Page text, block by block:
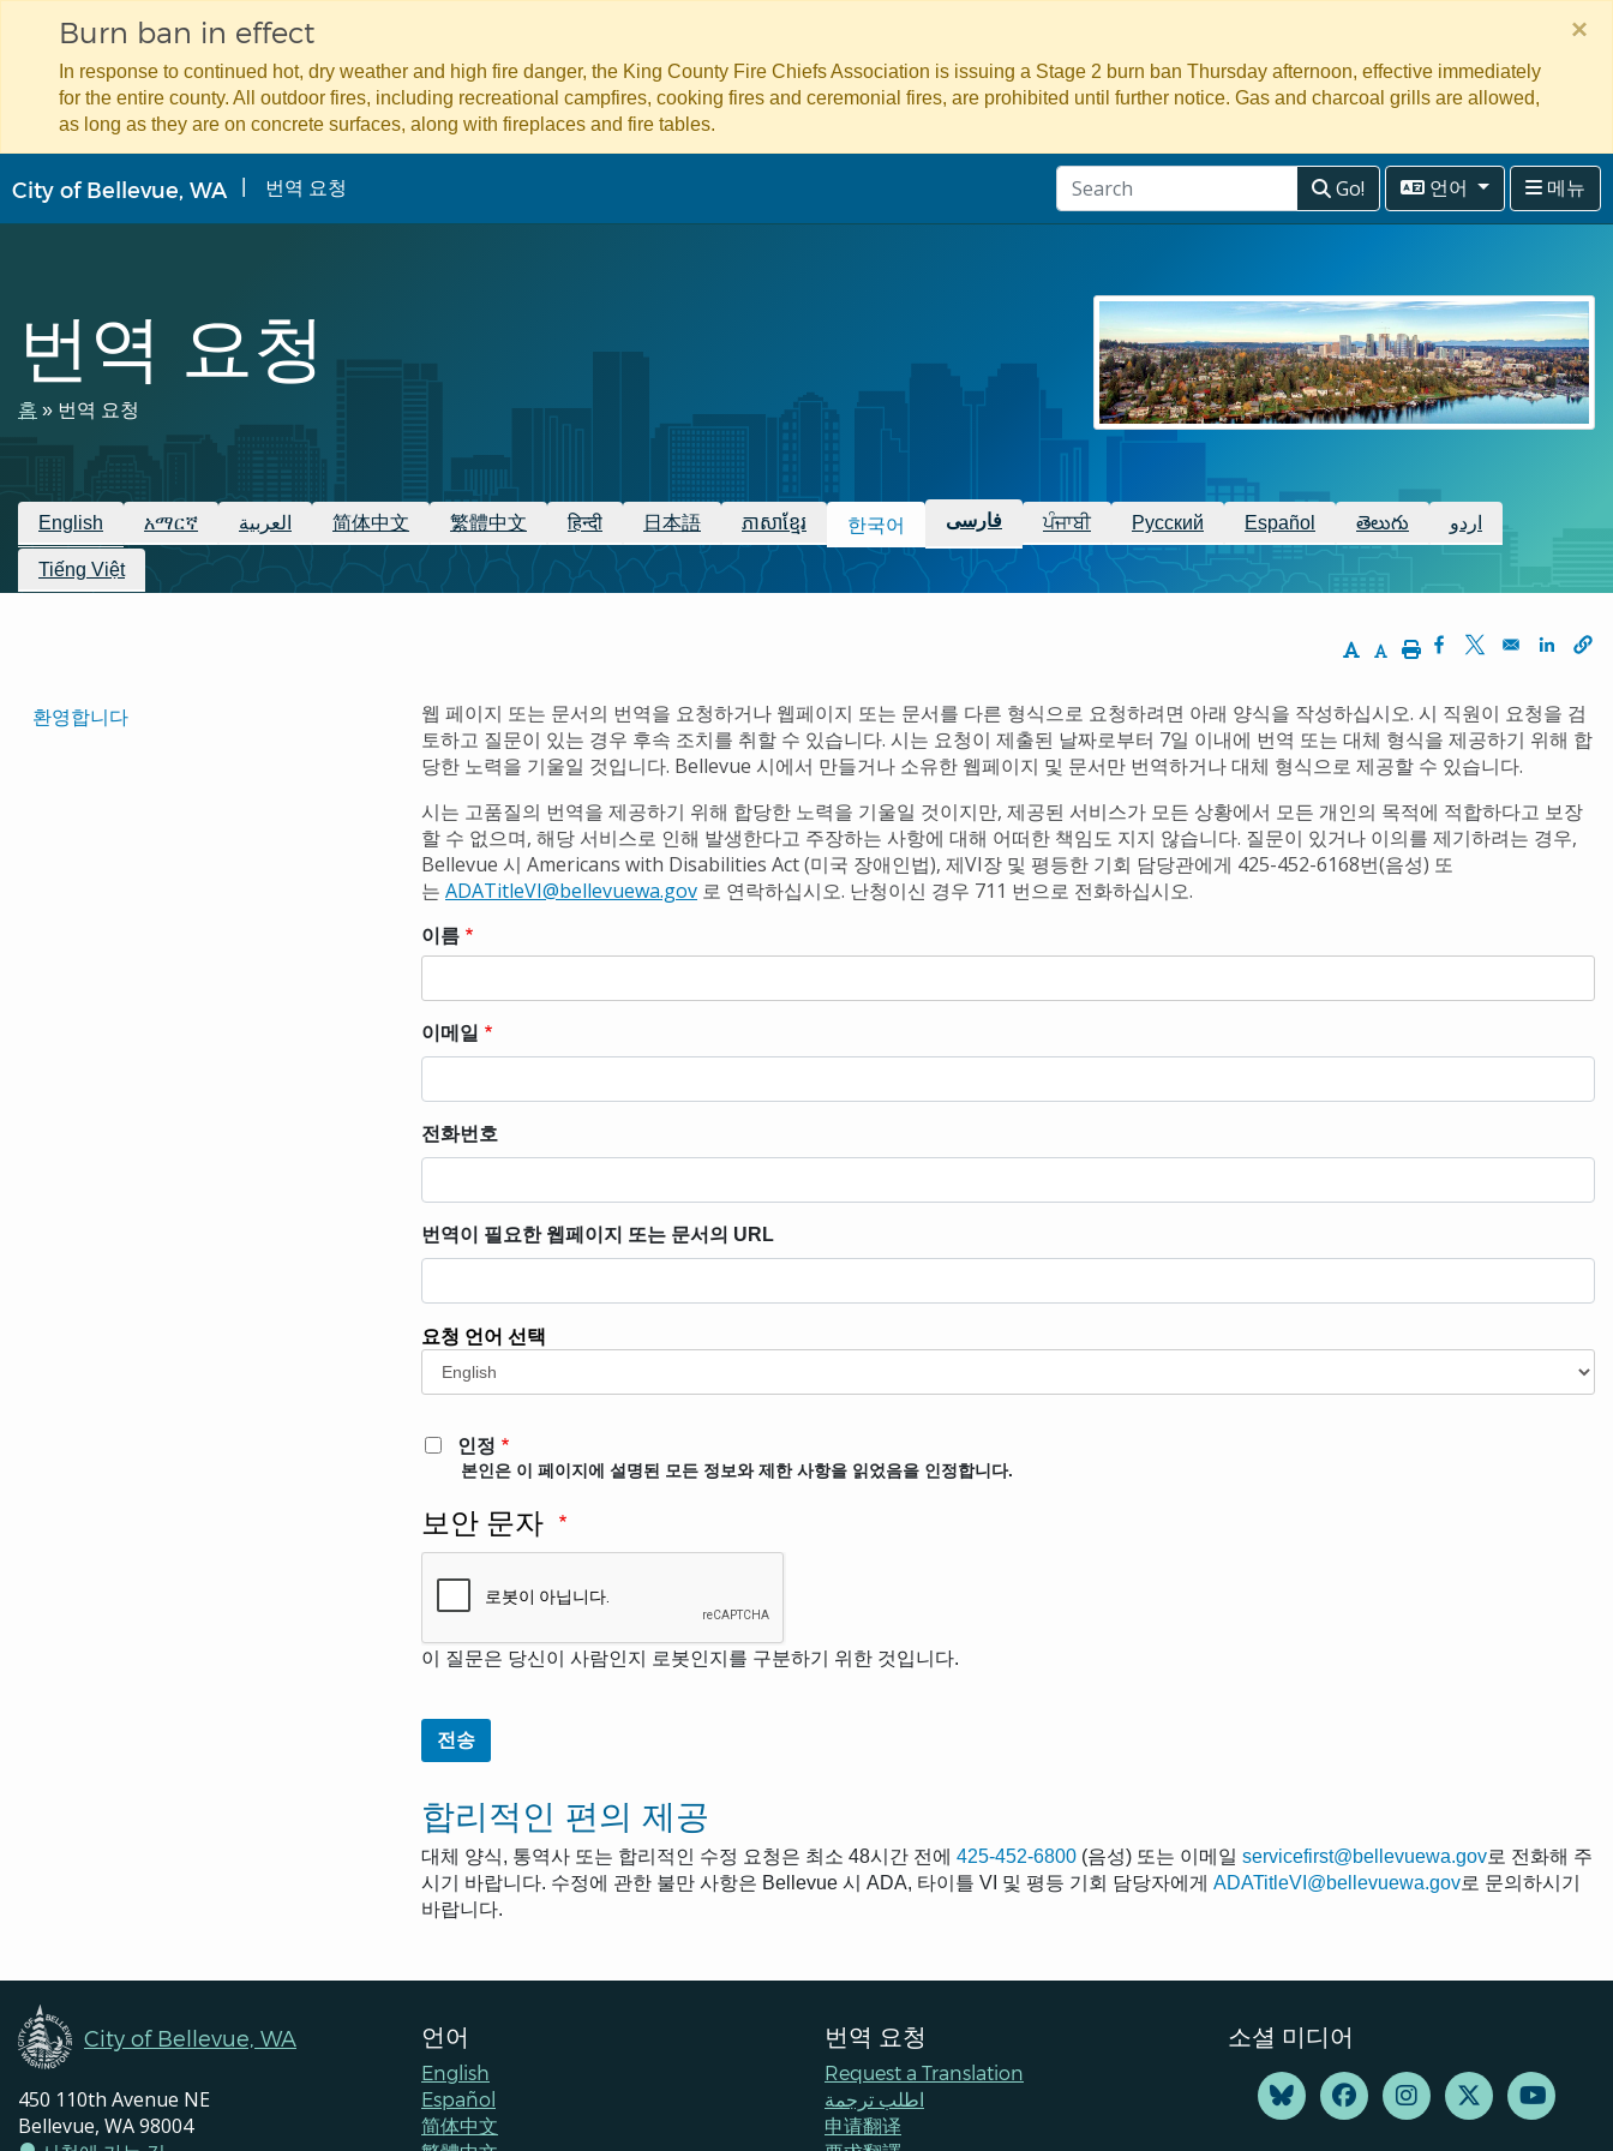
요
콘
Burn ban in effect
In response to continued hot, dry weather and high fire danger, the King County Fire Chiefs Association is issuing a Stage 2 burn ban Thursday afternoon, effective immediately
for the entire county. All outdoor fires, including recreational campfires, cooking fires and ceremonial fires, are prohibited until further notice. Gas and charcoal grills are allowed,
as long as they are on concrete surfaces, along with fireplaces and fire tables.
×
City of Bellevue, WA 번역 요청 Go! 언어 메뉴
번역 요청
이
경
로
홈 번역 요청
이용 가능한 번역
English አማርኛ العربية 简体中文 繁體中文 हिन्दी 日本語 ភាសាខ្មែរ 한국어 فارسی ਪੰਜਾਬੀ Русский Español తెలుగు اردو
Tiếng Việt
Increase Text Size
Decrease Text Size
PrintOpens in a new
Opens in a new
Opens
Translated
환영합니다
웹 페이지 또는 문서의 번역을 요청하거나 웹페이지 또는 문서를 다른 형식으로 요청하려면 아래 양식을 작성하십시오. 시 직원이 요청을 검
토하고 질문이 있는 경우 후속 조치를 취할 수 있습니다. 시는 요청이 제출된 날짜로부터 7일 이내에 번역 또는 대체 형식을 제공하기 위해 합
당한 노력을 기울일 것입니다. Bellevue 시에서 만들거나 소유한 웹페이지 및 문서만 번역하거나 대체 형식으로 제공할 수 있습니다.
시는 고품질의 번역을 제공하기 위해 합당한 노력을 기울일 것이지만, 제공된 서비스가 모든 상황에서 모든 개인의 목적에 적합하다고 보장
할 수 없으며, 해당 서비스로 인해 발생한다고 주장하는 사항에 대해 어떠한 책임도 지지 않습니다. 질문이 있거나 이의를 제기하려는 경우,
Bellevue 시 Americans with Disabilities Act (미국 장애인법), 제VI장 및 평등한 기회 담당관에게 425-452-6168번(음성) 또
는 ADATitleVI@bellevuewa.gov 로 연락하십시오. 난청이신 경우 711 번으로 전화하십시오.
연
락
보
이름
이메일
전화번호
번역이 필요한 웹페이지 또는 문서의 URL
요청 언어 선택
청
어
인정
본인은 이 페이지에 설명된 모든 정보와 제한 사항을 읽었음을 인정합니다.
보안 문자
이 질문은 당신이 사람인지 로봇인지를 구분하기 위한 것입니다.
합리적인 편의 제공
대체 양식, 통역사 또는 합리적인 수정 요청은 최소 48시간 전에 425-452-6800 (음성) 또는 이메일 servicefirst@bellevuewa.gov로 전화해 주
시기 바랍니다. 수정에 관한 불만 사항은 Bellevue 시 ADA, 타이틀 VI 및 평등 기회 담당자에게 ADATitleVI@bellevuewa.gov로 문의하시기
바랍니다.
City of Bellevue, WA
450 110th Avenue NE
Bellevue, WA 98004
언어
English
Español
简体中文
번역 요청
Request a Translation
اطلب ترجمة
申请翻译
소셜 미디어